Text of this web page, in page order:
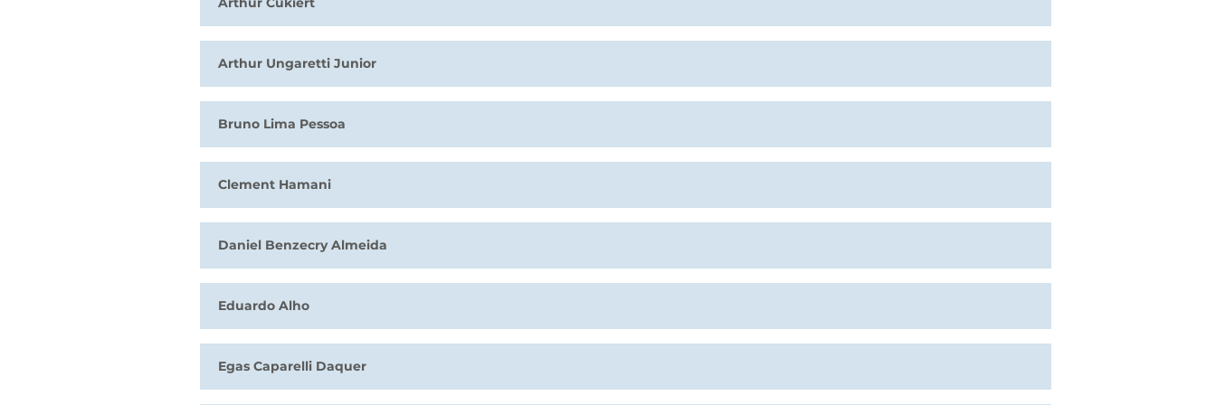
Arthur Ungaretti Junior
Bruno Lima Pessoa
Clement Hamani
Daniel Benzecry Almeida
Eduardo Alho
Egas Caparelli Daquer